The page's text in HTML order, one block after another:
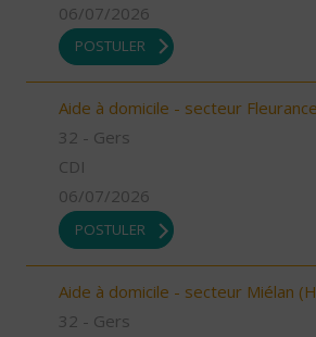
06/07/2026
POSTULER
Aide à domicile - secteur
32 - Gers
CDI
06/07/2026
POSTULER
Aide à domicile - secteur Miélan
32 - Gers